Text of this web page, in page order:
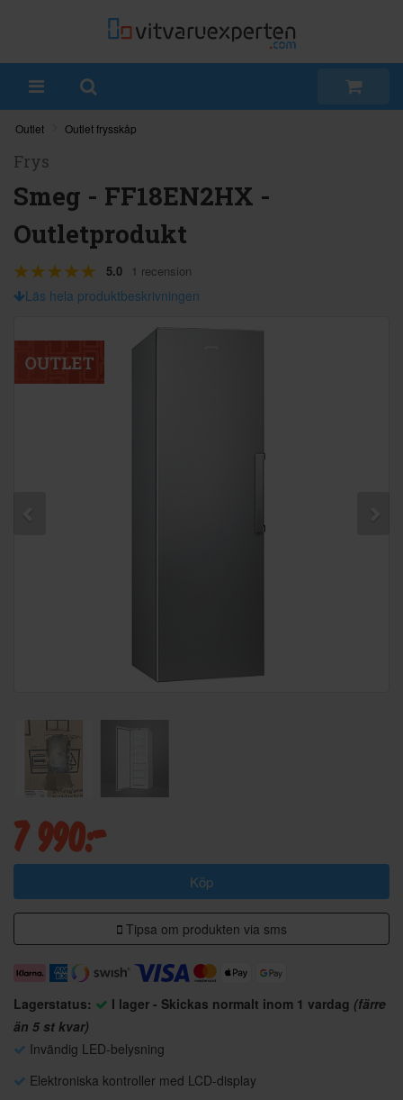
Outlet Outlet frysskåp
Frys
Smeg - FF18EN2HX -
Outletprodukt
5.0 1 recension
Läs hela produktbeskrivningen
7 990:-
Köp
Tipsa om produkten via sms
Lagerstatus: I lager - Skickas normalt inom 1 vardag (färre
än 5 st kvar)
Invändig LED-belysning
Elektroniska kontroller med LCD-display